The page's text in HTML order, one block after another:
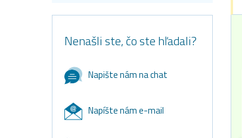
Nenašli ste, čo ste hľadali?
Napište nám na chat
Napíšte nám e-mail